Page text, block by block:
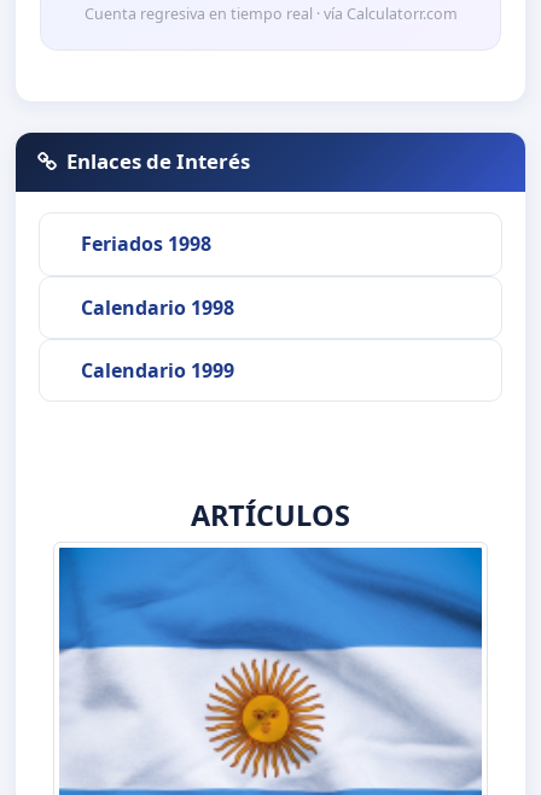
Cuenta regresiva en tiempo real · vía Calculatorr.com
Enlaces de Interés
Feriados 1998
Calendario 1998
Calendario 1999
ARTÍCULOS